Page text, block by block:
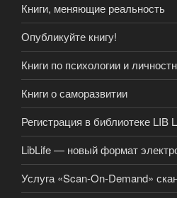
Книги, меняющие реальность
Опубликуйте книгу!
Книги по психологии и
Книги о саморазвитии
Регистрация в библиотеке LIB
LibLife — новый формат
Услуга «Scan-On-Demand»